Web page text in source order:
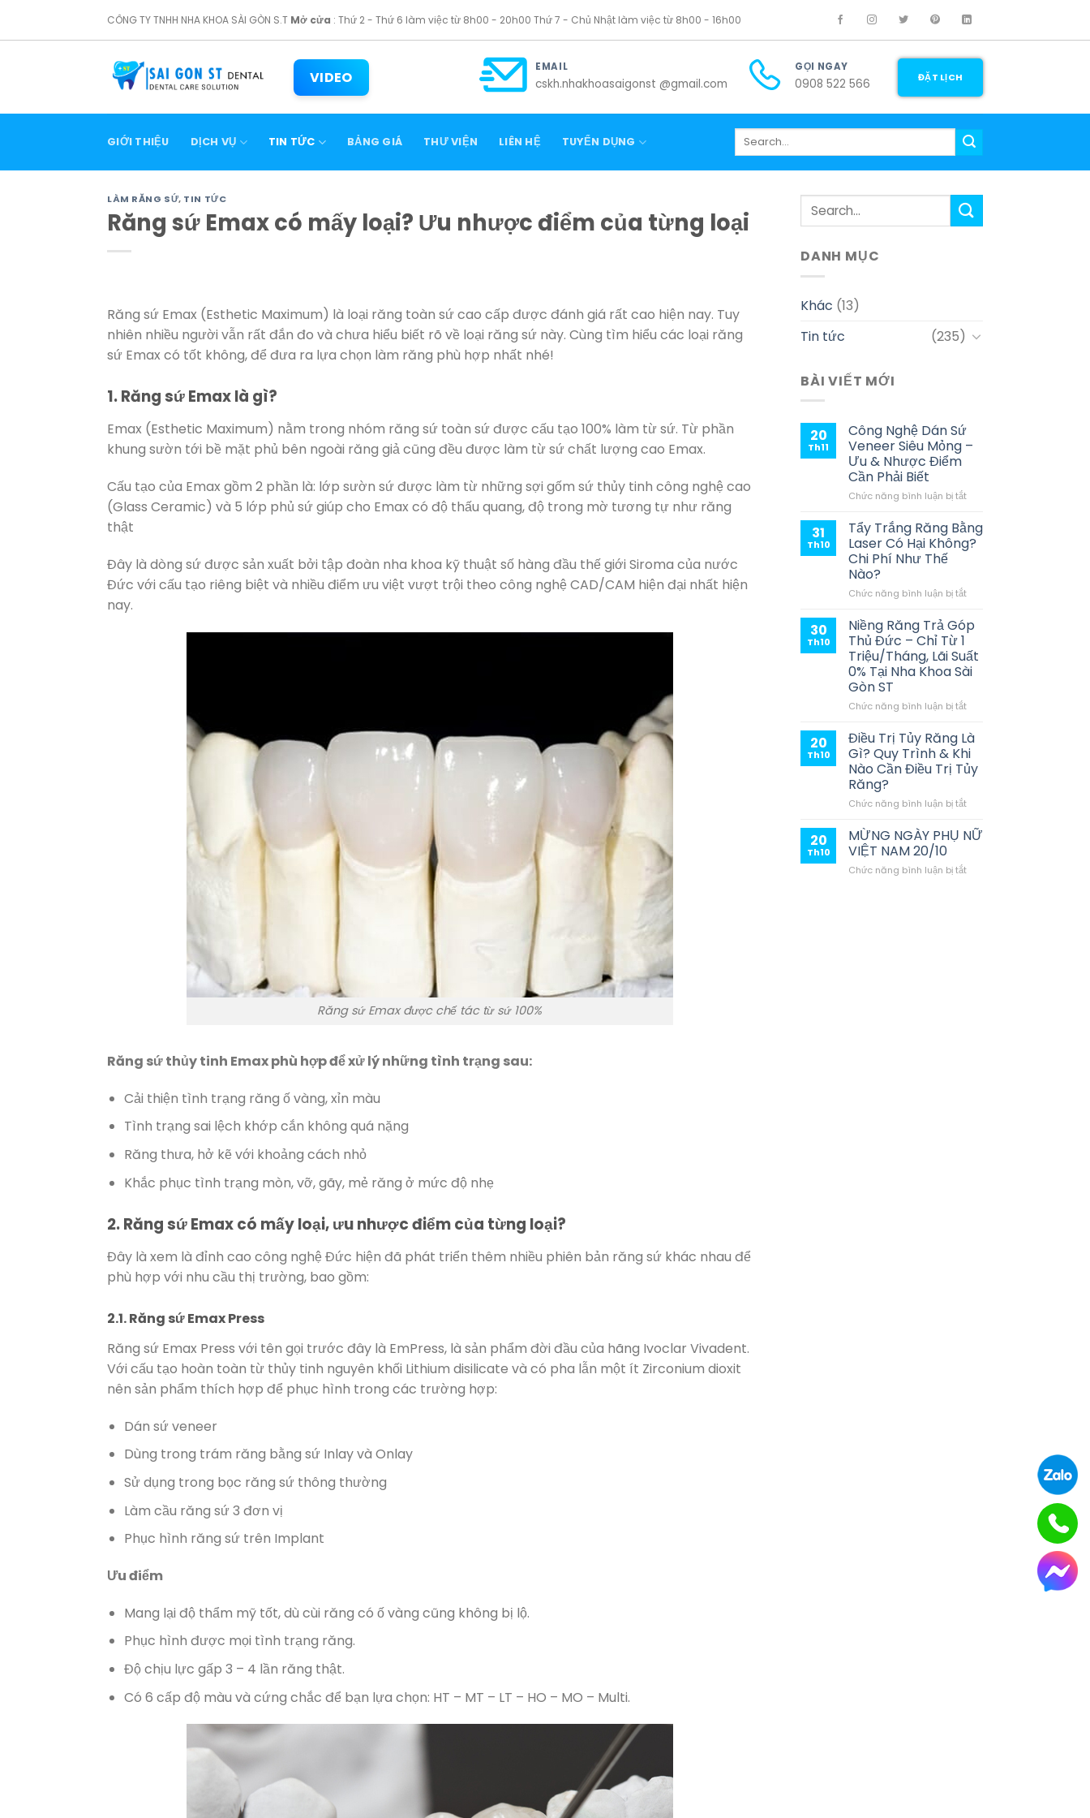
CÔNG TY TNHH NHA KHOA SÀI GÒN S.T Mở cửa : Thứ 2 - Thứ 6 làm việc từ 8h00 - 20h00 Thứ 7 - Chủ Nhật làm việc từ 8h00 - 16h00
VIDEO
EMAIL
cskh.nhakhoasaigonst @gmail.com
GỌI NGAY
0908 522 566 ĐẶT LỊCH
GIỚI THIỆU DỊCH VỤ TIN TỨC BẢNG GIÁ THƯ VIỆN LIÊN HỆ TUYỂN DỤNG
LÀM RĂNG SỨ, TIN TỨC
Răng sứ Emax có mấy loại? Ưu nhược điểm của từng loại
Răng sứ Emax (Esthetic Maximum) là loại răng toàn sứ cao cấp được đánh giá rất cao hiện nay. Tuy
nhiên nhiều người vẫn rất đắn đo và chưa hiểu biết rõ về loại răng sứ này. Cùng tìm hiểu các loại răng
sứ Emax có tốt không, để đưa ra lựa chọn làm răng phù hợp nhất nhé!
1. Răng sứ Emax là gì?
Emax (Esthetic Maximum) nằm trong nhóm răng sứ toàn sứ được cấu tạo 100% làm từ sứ. Từ phần
khung sườn tới bề mặt phủ bên ngoài răng giả cũng đều được làm từ sứ chất lượng cao Emax.
Cấu tạo của Emax gồm 2 phần là: lớp sườn sứ được làm từ những sợi gốm sứ thủy tinh công nghệ cao
(Glass Ceramic) và 5 lớp phủ sứ giúp cho Emax có độ thấu quang, độ trong mờ tương tự như răng
thật
Đây là dòng sứ được sản xuất bởi tập đoàn nha khoa kỹ thuật số hàng đầu thế giới Siroma của nước
Đức với cấu tạo riêng biệt và nhiều điểm ưu việt vượt trội theo công nghệ CAD/CAM hiện đại nhất hiện
nay.
Răng sứ Emax được chế tác từ sứ 100%
Răng sứ thủy tinh Emax phù hợp để xử lý những tình trạng sau:
Cải thiện tình trạng răng ố vàng, xỉn màu
Tình trạng sai lệch khớp cắn không quá nặng
Răng thưa, hở kẽ với khoảng cách nhỏ
Khắc phục tình trạng mòn, vỡ, gãy, mẻ răng ở mức độ nhẹ
2. Răng sứ Emax có mấy loại, ưu nhược điểm của từng loại?
Đây là xem là đỉnh cao công nghệ Đức hiện đã phát triển thêm nhiều phiên bản răng sứ khác nhau để
phù hợp với nhu cầu thị trường, bao gồm:
2.1. Răng sứ Emax Press
Răng sứ Emax Press với tên gọi trước đây là EmPress, là sản phẩm đời đầu của hãng Ivoclar Vivadent.
Với cấu tạo hoàn toàn từ thủy tinh nguyên khối Lithium disilicate và có pha lẫn một ít Zirconium dioxit
nên sản phẩm thích hợp để phục hình trong các trường hợp:
Dán sứ veneer
Dùng trong trám răng bằng sứ Inlay và Onlay
Sử dụng trong bọc răng sứ thông thường
Làm cầu răng sứ 3 đơn vị
Phục hình răng sứ trên Implant
Ưu điểm
Mang lại độ thẩm mỹ tốt, dù cùi răng có ố vàng cũng không bị lộ.
Phục hình được mọi tình trạng răng.
Độ chịu lực gấp 3 – 4 lần răng thật.
Có 6 cấp độ màu và cứng chắc để bạn lựa chọn: HT – MT – LT – HO – MO – Multi.
DANH MỤC
Khác (13)
Tin tức
(235)
BÀI VIẾT MỚI
20
Th11
Công Nghệ Dán Sứ
Veneer Siêu Mỏng –
Ưu & Nhược Điểm
Cần Phải Biết
Chức năng bình luận bị tắtở
Nghệ
Dán
Sứ
Mỏng
&
Điểm
Cần
Biết
31
Th10
Tẩy Trắng Răng Bằng
Laser Có Hại Không?
Chi Phí Như Thế
Nào?
Chức năng bình luận bị tắtở
Trắng
Răng
Bằng
Laser
Có
Không?
Phí
Như
Thế
Nào?
30
Th10
Niềng Răng Trả Góp
Thủ Đức – Chỉ Từ 1
Triệu/Tháng, Lãi Suất
0% Tại Nha Khoa Sài
Gòn ST
Chức năng bình luận bị tắtở
Răng
Trả
Góp
Thủ
–
Từ
1
Lãi
20
Th10
Điều Trị Tủy Răng Là
Gì? Quy Trình & Khi
Nào Cần Điều Trị Tủy
Răng?
Chức năng bình luận bị tắtở
Trị
Tủy
Là
20
Th10
MỪNG NGÀY PHỤ NỮ
VIỆT NAM 20/10
Chức năng bình luận bị tắtở